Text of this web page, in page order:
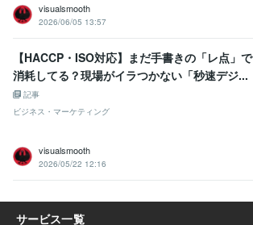
visualsmooth
2026/06/05 13:57
【HACCP・ISO対応】まだ手書きの「レ点」で
消耗してる？現場がイラつかない「秒速デジ...
記事
ビジネス・マーケティング
visualsmooth
2026/05/22 12:16